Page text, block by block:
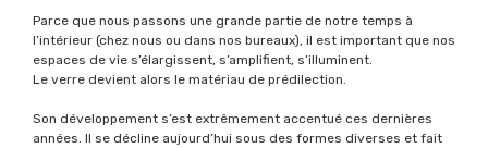
Parce que nous passons une grande partie de notre temps à
l’intérieur (chez nous ou dans nos bureaux), il est important que nos
espaces de vie s’élargissent, s’amplifient, s’illuminent.
Le verre devient alors le matériau de prédilection.
Son développement s’est extrêmement accentué ces dernières
années. Il se décline aujourd’hui sous des formes diverses et fait